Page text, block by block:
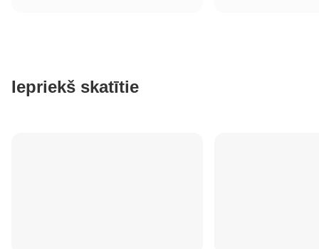
Iepriekš skatītie